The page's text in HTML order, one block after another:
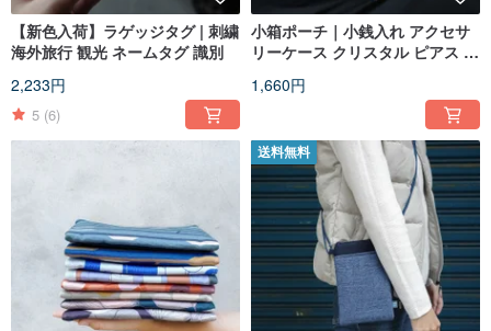
【新色入荷】ラゲッジタグ | 刺繍
海外旅行 観光 ネームタグ 識別
2,233円
5 (6)
小箱ポーチ｜小銭入れ アクセサ
リーケース クリスタル ピアス ネ
1,660円
送料無料